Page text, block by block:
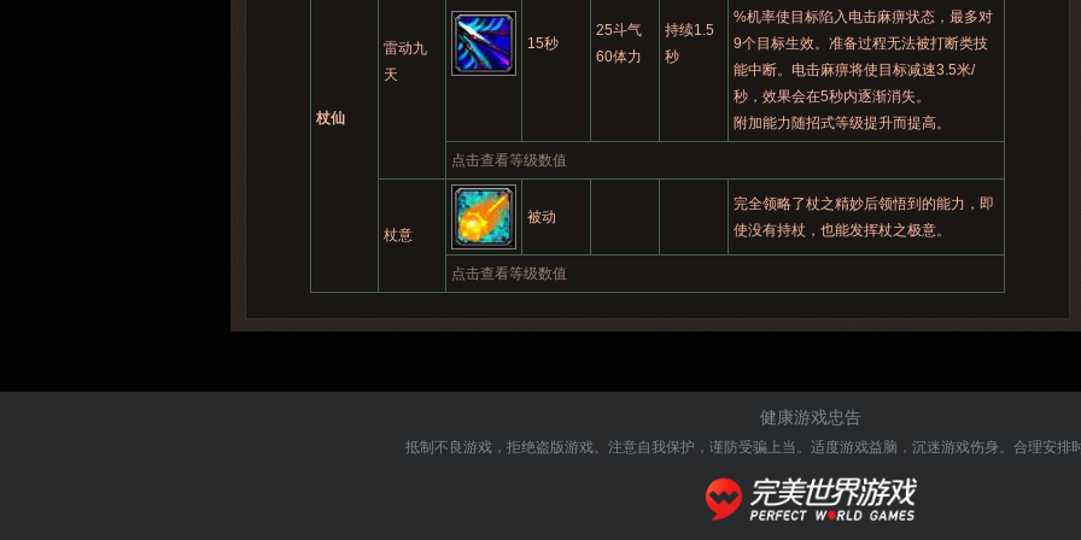
杖仙
雷动九
天
15秒
25斗气
60体力
持续1.5
秒
%机率使目标陷入电击麻痹状态，最多对
9个目标生效。准备过程无法被打断类技
能中断。电击麻痹将使目标减速3.5米/
秒，效果会在5秒内逐渐消失。
附加能力随招式等级提升而提高。
点击查看等级数值
杖意
被动
完全领略了杖之精妙后领悟到的能力，即
使没有持杖，也能发挥杖之极意。
点击查看等级数值
健康游戏忠告
抵制不良游戏，拒绝盗版游戏。注意自我保护，谨防受骗上当。 适度游戏益脑，沉迷游戏伤身。合理安排